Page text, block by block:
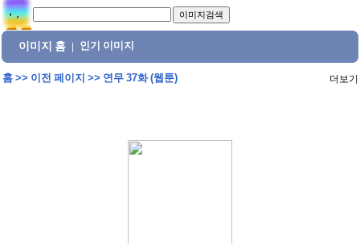
이미지 홈 인기 이미지
홈>> 이전 페이지 >> 연무 37화 (웹툰) 더보기